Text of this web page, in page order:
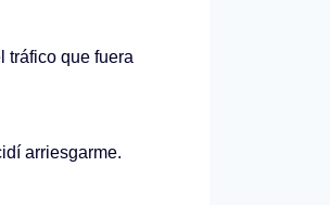
tráfico que fuera
arriesgarme.